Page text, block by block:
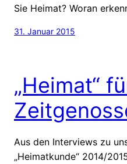
Sie Heimat? Woran
31. Januar 2015
„Heimat“
Aus den Interviews zu
„Heimatkunde“ 2014/